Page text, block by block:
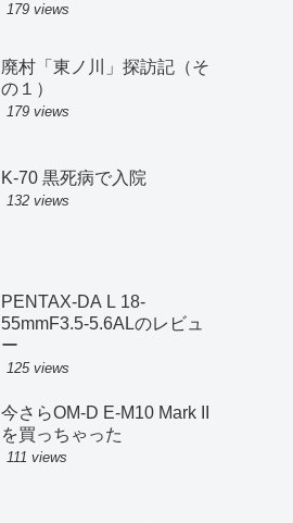
179 views
廃村「東ノ川」探訪記（そ
の１）
179 views
K-70 黒死病で入院
132 views
PENTAX-DA L 18-
55mmF3.5-5.6ALのレビュ
ー
125 views
今さらOM-D E-M10 Mark II
を買っちゃった
111 views